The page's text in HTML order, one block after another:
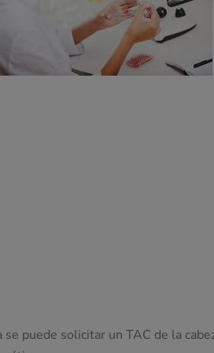
puede solicitar un TAC de la